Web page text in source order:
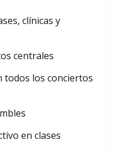
clínicas y
centrales
los conciertos
en clases